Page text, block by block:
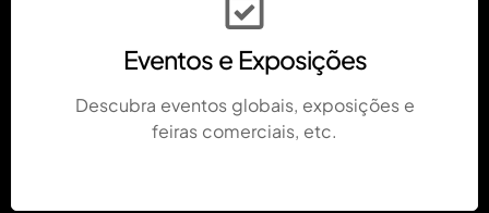
Eventos e Exposições
Descubra eventos globais, exposições e
feiras comerciais, etc.